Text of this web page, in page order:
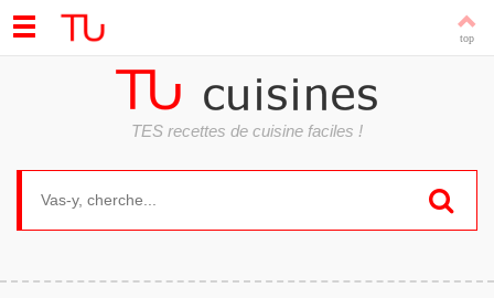
TES recettes de cuisine faciles !